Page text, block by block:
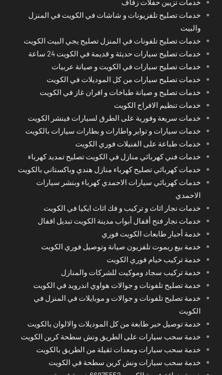
خدمات تزيين حفلات زفاف
خدمات تصليح تلفزيونات و شاشات في الكويت في المنزل
والبيت
خدمات تصليح تلفونات في المنزل تصليح يجي البيت الكويت
خدمات تصليح سيارات حديثة و قديمة في الكويت 24 ساعة
خدمات تصليح سيارات في الكويت و صيانة عربيات
خدمات تصليح سيارات من كل الموديلات في الكويت
خدمات تصليح و صيانة طباخات و افران غاز في الكويت
خدمات تنظيم الافراح الكويت
خدمات سريعة وفورية على الطرق لسيارات فينشر الكويت
خدمات سيارات و تواير واطارات و بطارات سيارات بالكويت
خدمات طباعة على الفنيلات فوري الكويت
خدمات فني كهربائي منازل في الكويت تصليح تمديد كهرباء
خدمات كهربائي تصليح كهرباء منازل هندي وباكستاني بالكويت
خدمات كهربائي سيارات الاحمدي كهرباء وبنشر سيارات
الاحمدي
خدمات نجار اثاث و تركيب و فك اثاث ايكيا في الكويت
خدمات نجار فتح أقفال أبواب مدينة الكويت تبديل اقفال
خدمة أحبار طابعات الكويت فوري
خدمة بيع ريموت تلفزيون صيانة وتوصيل فوري الكويت
خدمة تركيب خيام فوري الكويت
خدمة تركيب سجاد وموكيت للشركات والمنازل
خدمة تصليح تلفونات و جوالات هواوي اندرويد في الكويت
خدمة تصليح تلفونات و جوالات و موبايلات في المنزل في
الكويت
خدمة توصيل حبر طابعة من كل الموديلات والالوان بالكويت
خدمة سحب سيارات على الطريق ونش سطحة كرين الكويت
خدمة سحب سيارات ومعدات ثقيلة من الطريق بالكويت
خدمة سحب سيارات ونش كرين سطحة في الكويت